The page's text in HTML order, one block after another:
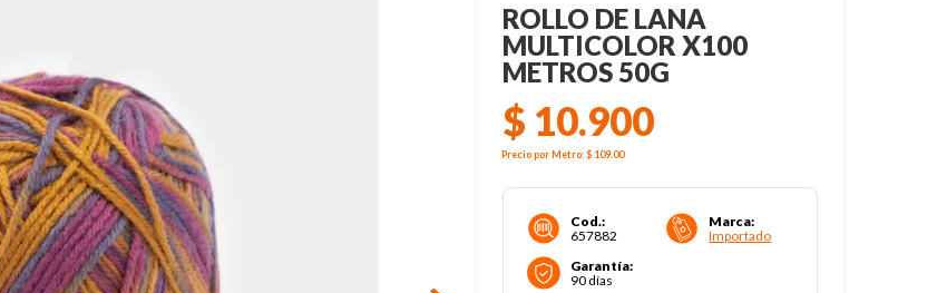
ROLLO DE LANA
MULTICOLOR X100
METROS 50G
$ 10.900
Precio porMetro:$ 109.00
Cod.:
657882
Marca:
Importado
Garantía:
90 días